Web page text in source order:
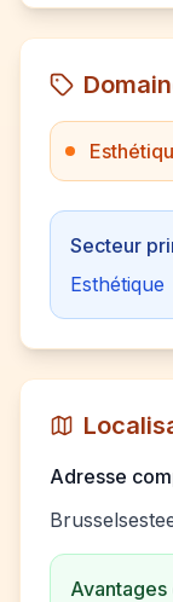
Secteur
Esthétique
Adresse